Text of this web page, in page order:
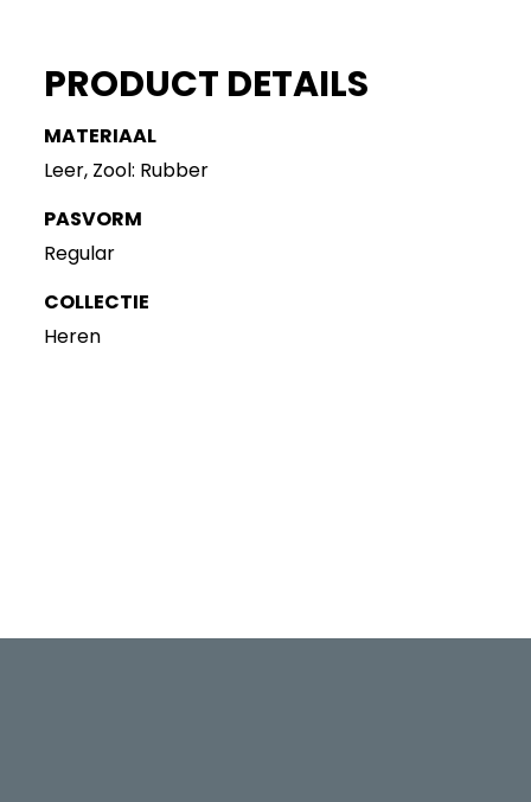
PRODUCT DETAILS
MATERIAAL
Leer, Zool: Rubber
PASVORM
Regular
COLLECTIE
Heren